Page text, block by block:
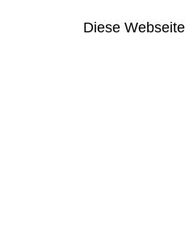
Diese